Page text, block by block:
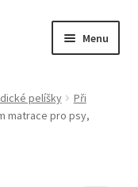
Menu
pelíšky
Při
matrace pro psy,